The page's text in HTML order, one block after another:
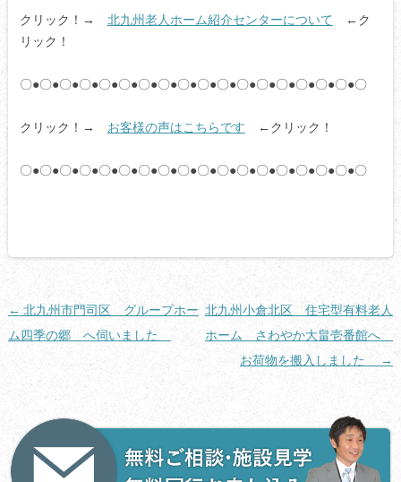
クリック！→ 北九州老人ホーム紹介センターについて ←ク
リック！
〇●〇●〇●〇●〇●〇●〇●〇●〇●〇●〇●〇●〇●〇●〇●〇●〇●〇
クリック！→ お客様の声はこちらです ←クリック！
〇●〇●〇●〇●〇●〇●〇●〇●〇●〇●〇●〇●〇●〇●〇●〇●〇●〇
投
稿
シ
← 北九州市門司区 グループホー
ム四季の郷 へ伺いました
北九州小倉北区 住宅型有料老人
ホーム さわやか大畠壱番館へ
お荷物を搬入しました
→